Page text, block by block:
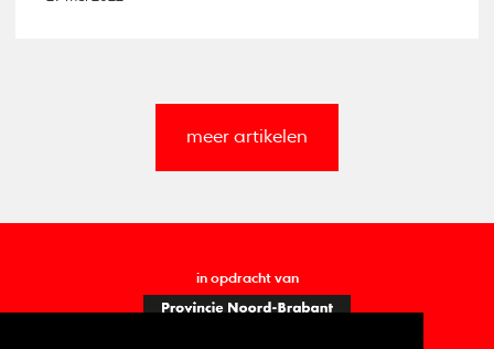
meer artikelen
in opdracht van